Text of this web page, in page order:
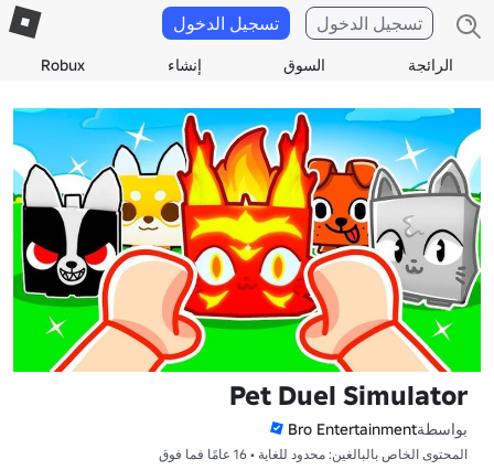
الرائجة السوق إنشاء Robux
تسجيل الدخول تسجيل الدخول
Pet Duel Simulator
بواسطةBro Entertainment
المحتوى الخاص بالبالغين: محدود للغاية • 16 عامًا فما فوق